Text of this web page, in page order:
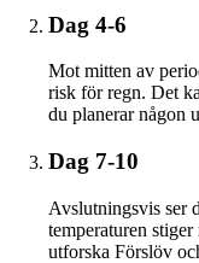
Dag 4-6
Mot mitten av
risk för regn. Det
du planerar någon
Dag 7-10
Avslutningsvis ser
temperaturen
utforska Förslöv